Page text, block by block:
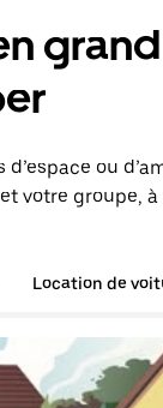
d’espace ou
votre groupe,
Location de